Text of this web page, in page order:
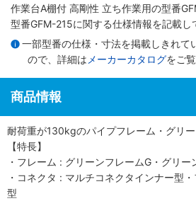
作業台A棚付 高剛性 立ち作業用の型番
型番GFM-215に関する仕様情報を記載し
一部型番の仕様・寸法を掲載しきれて
ので、詳細は メーカーカタログをご
商品情報
耐荷重が130kgのパイプフレーム・グリー
【特長】
・フレーム : グリーンフレームG・グリー
・コネクタ : マルチコネクタインナー型
型